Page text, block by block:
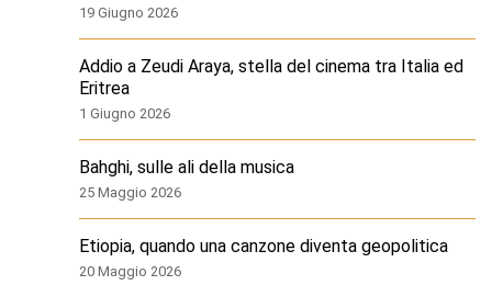
19 Giugno 2026
Addio a Zeudi Araya, stella del cinema tra Italia ed
Eritrea
1 Giugno 2026
Bahghi, sulle ali della musica
25 Maggio 2026
Etiopia, quando una canzone diventa geopolitica
20 Maggio 2026